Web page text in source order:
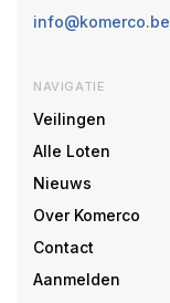
info@komerco.be
NAVIGATIE
Veilingen
Alle Loten
Nieuws
Over Komerco
Contact
Aanmelden